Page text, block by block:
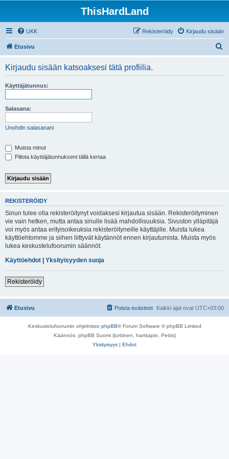
ThisHardLand
UKK Kirjaudu sisään
Rekisteröidy
Etusivu
Kirjaudu sisään katsoaksesi tätä profiilia.
Käyttäjätunnus:
Salasana:
Unohdin salasanani
Muista minut
Piilota käyttäjätunnukseni tällä kertaa
REKISTERÖIDY
Sinun tulee olla rekisteröitynyt voidaksesi kirjautua sisään. Rekisteröityminen
vie vain hetken, mutta antaa sinulle lisää mahdollisuuksia. Sivuston ylläpitäjä
voi myös antaa erityisoikeuksia rekisteröityneille käyttäjille. Muista lukea
käyttöehtomme ja siihen liittyvät käytännöt ennen kirjautumista. Muista myös
lukea keskustelufoorumin säännöt.
Käyttöehdot | Yksityisyyden suoja
Rekisteröidy
Etusivu Kaikki ajat ovat UTC+03:00
Poista evästeet
Keskustelufoorumin ohjelmisto phpBB® Forum Software © phpBB Limited
Käännös: phpBB Suomi (lurttinen, harritapio, Pettis)
Yksityisyys | Ehdot